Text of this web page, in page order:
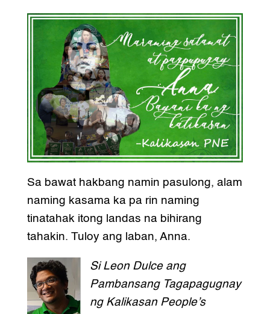
Sa bawat hakbang namin pasulong, alam
naming kasama ka pa rin naming
tinatahak itong landas na bihirang
tahakin. Tuloy ang laban, Anna.
Si Leon Dulce ang
Pambansang Tagapagugnay
ng Kalikasan People’s